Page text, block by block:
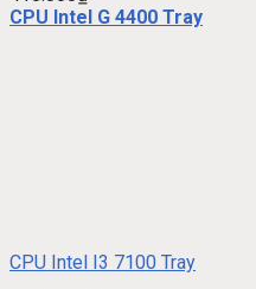
CPU Intel G 4400 Tray
CPU Intel I3 7100 Tray